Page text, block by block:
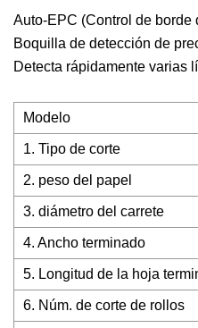
Auto-EPC (Control de borde
Boquilla de detección de
Detecta rápidamente varias
Modelo
1. Tipo de corte
2. peso del papel
3. diámetro del carrete
4. Ancho terminado
5. Longitud de la hoja
6. Núm. de corte de rollos